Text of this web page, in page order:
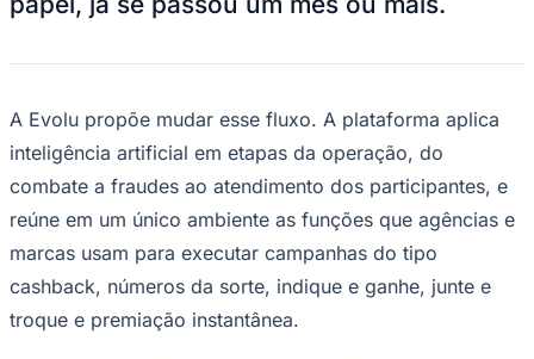
A Evolu propõe mudar esse fluxo. A plataforma aplica
inteligência artificial em etapas da operação, do
combate a fraudes ao atendimento dos participantes, e
reúne em um único ambiente as funções que agências e
marcas usam para executar campanhas do tipo
cashback, números da sorte, indique e ganhe, junte e
troque e premiação instantânea.